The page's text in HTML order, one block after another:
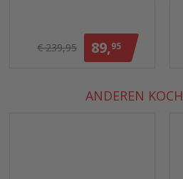
89,95
€ 239,95
ANDEREN